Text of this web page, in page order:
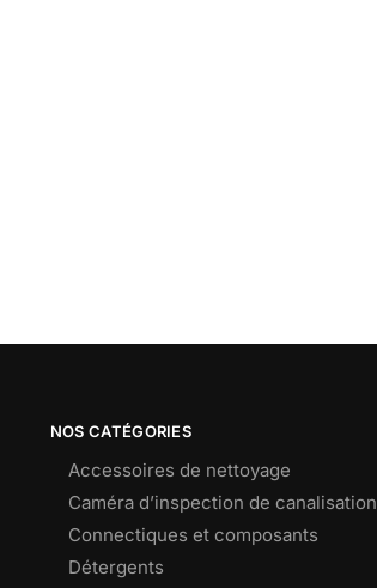
NOS CATÉGORIES
Accessoires de nettoyage
Caméra d’inspection de canalisation
Connectiques et composants
Détergents